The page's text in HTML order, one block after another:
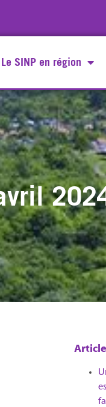
Le SINP en région